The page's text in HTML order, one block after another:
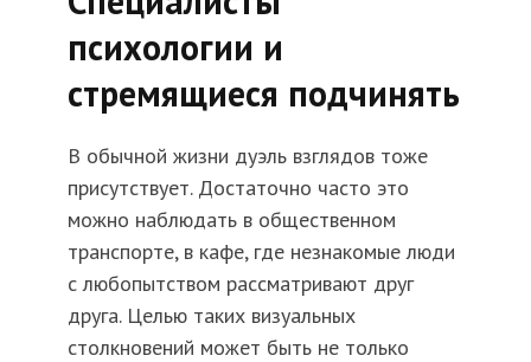
психологии и
стремящиеся подчинять
В обычной жизни дуэль взглядов тоже
присутствует. Достаточно часто это
можно наблюдать в общественном
транспорте, в кафе, где незнакомые люди
с любопытством рассматривают друг
друга. Целью таких визуальных
столкновений может быть не только